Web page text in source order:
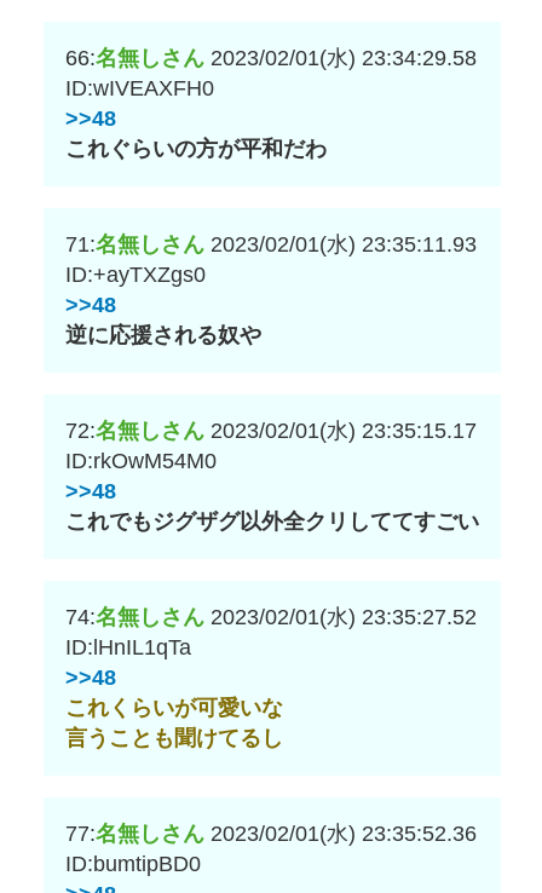
66:名無しさん 2023/02/01(水) 23:34:29.58
ID:wIVEAXFH0
>>48
これぐらいの方が平和だわ
71:名無しさん 2023/02/01(水) 23:35:11.93
ID:+ayTXZgs0
>>48
逆に応援される奴や
72:名無しさん 2023/02/01(水) 23:35:15.17
ID:rkOwM54M0
>>48
これでもジグザグ以外全クリしててすごい
74:名無しさん 2023/02/01(水) 23:35:27.52
ID:lHnIL1qTa
>>48
これくらいが可愛いな
言うことも聞けてるし
77:名無しさん 2023/02/01(水) 23:35:52.36
ID:bumtipBD0